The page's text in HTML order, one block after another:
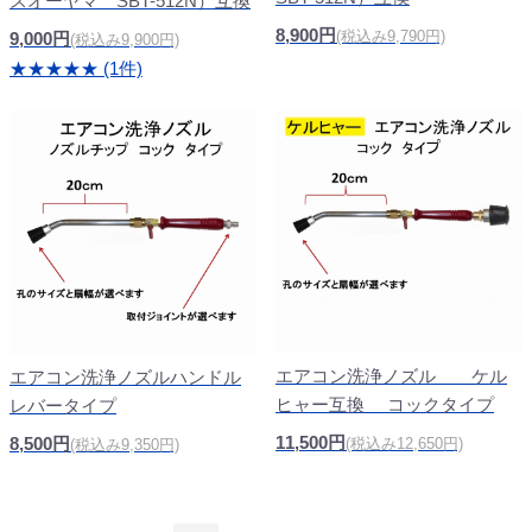
9,000円 (税込み9,900円)
★★★★★ (1件)
8,900円 (税込み9,790円)
エアコン洗浄ノズルハンドル
レバータイプ
8,500円 (税込み9,350円)
エアコン洗浄ノズル ケル
ヒャー互換 コックタイプ
11,500円 (税込み12,650円)